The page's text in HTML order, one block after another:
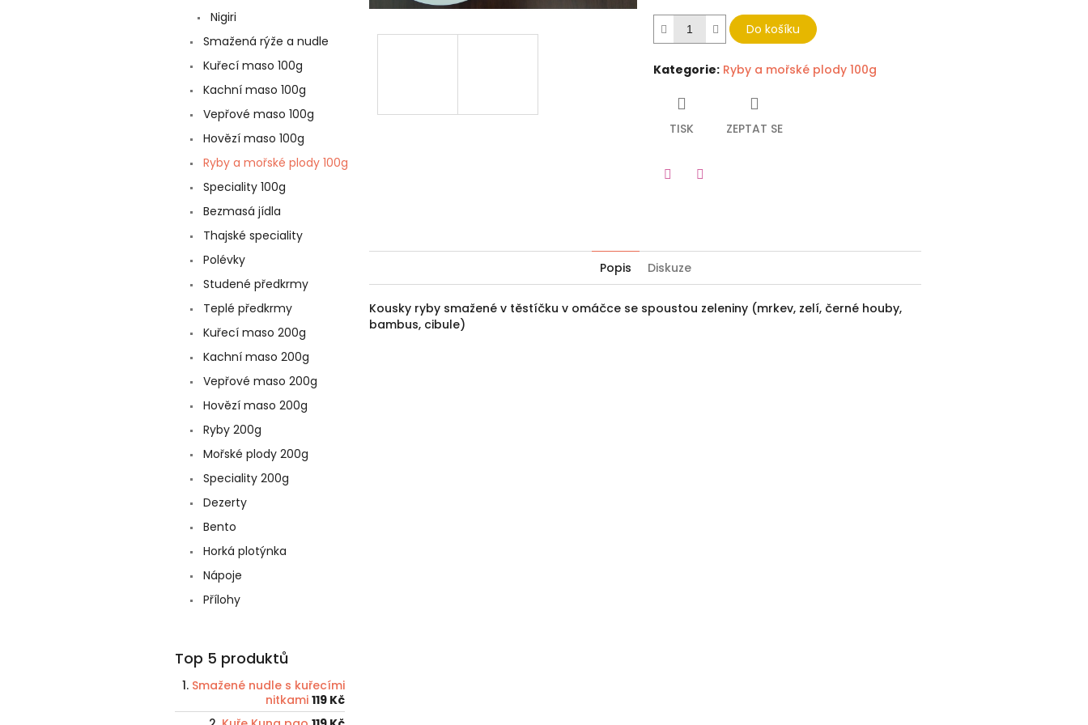
Nigiri
Smažená rýže a nudle
Kuřecí maso 100g
Kachní maso 100g
Vepřové maso 100g
Hovězí maso 100g
Ryby a mořské plody 100g
Speciality 100g
Bezmasá jídla
Thajské speciality
Polévky
Studené předkrmy
Teplé předkrmy
Kuřecí maso 200g
Kachní maso 200g
Vepřové maso 200g
Hovězí maso 200g
Ryby 200g
Mořské plody 200g
Speciality 200g
Dezerty
Bento
Horká plotýnka
Nápoje
Přílohy
Top 5 produktů
Smažené nudle s kuřecími
nitkami 119 Kč
Do košíku
Kategorie: Ryby a mořské plody 100g
TISK ZEPTAT SE
Popis Diskuze
Kousky ryby smažené v těstíčku v omáčce se spoustou zeleniny (mrkev, zelí, černé houby,
bambus, cibule)